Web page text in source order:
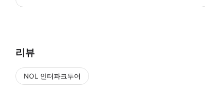
리뷰
NOL 인터파크투어